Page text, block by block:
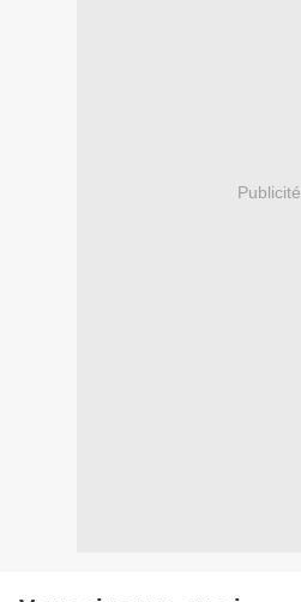
Publicité